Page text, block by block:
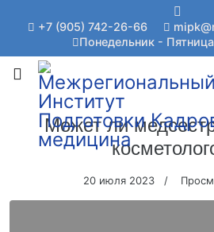
+7 (905) 742-26-66
Понедельник -
Может ли
20 июля 2023